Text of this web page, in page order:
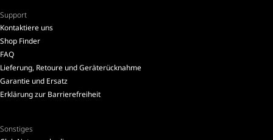
Support
Kontaktiere uns
Shop Finder
FAQ
Lieferung, Retoure und Geräterücknahme
Garantie und Ersatz
Erklärung zur Barrierefreiheit
Sonstiges